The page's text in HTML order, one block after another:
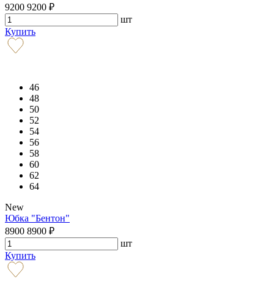
9200 9200 ₽
шт
Купить
46
48
50
52
54
56
58
60
62
64
New
Юбка "Бентон"
8900 8900 ₽
шт
Купить